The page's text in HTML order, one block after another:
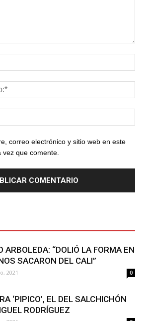
correo electrónico y sitio web en este
que comente.
ARBOLEDA: “DOLIÓ LA FORMA EN
SACARON DEL CALI”
2021 0
‘PIPICO’, EL DEL SALCHICHÓN
RODRÍGUEZ